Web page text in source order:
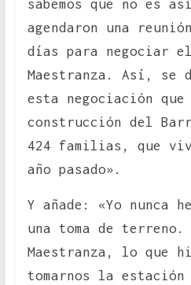
sabemos que no es
agendaron una
días para negociar
Maestranza. Así, se
esta negociación
construcción del
424 familias, que
año pasado».
Y añade: «Yo nunca
una toma de
Maestranza, lo que
tomarnos la